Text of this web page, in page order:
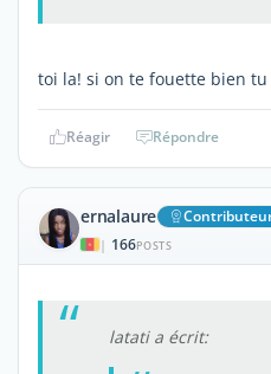
toi la! si on te fouette bien
Réagir Répondre
ernalaure
| 166POSTS
latati a écrit: